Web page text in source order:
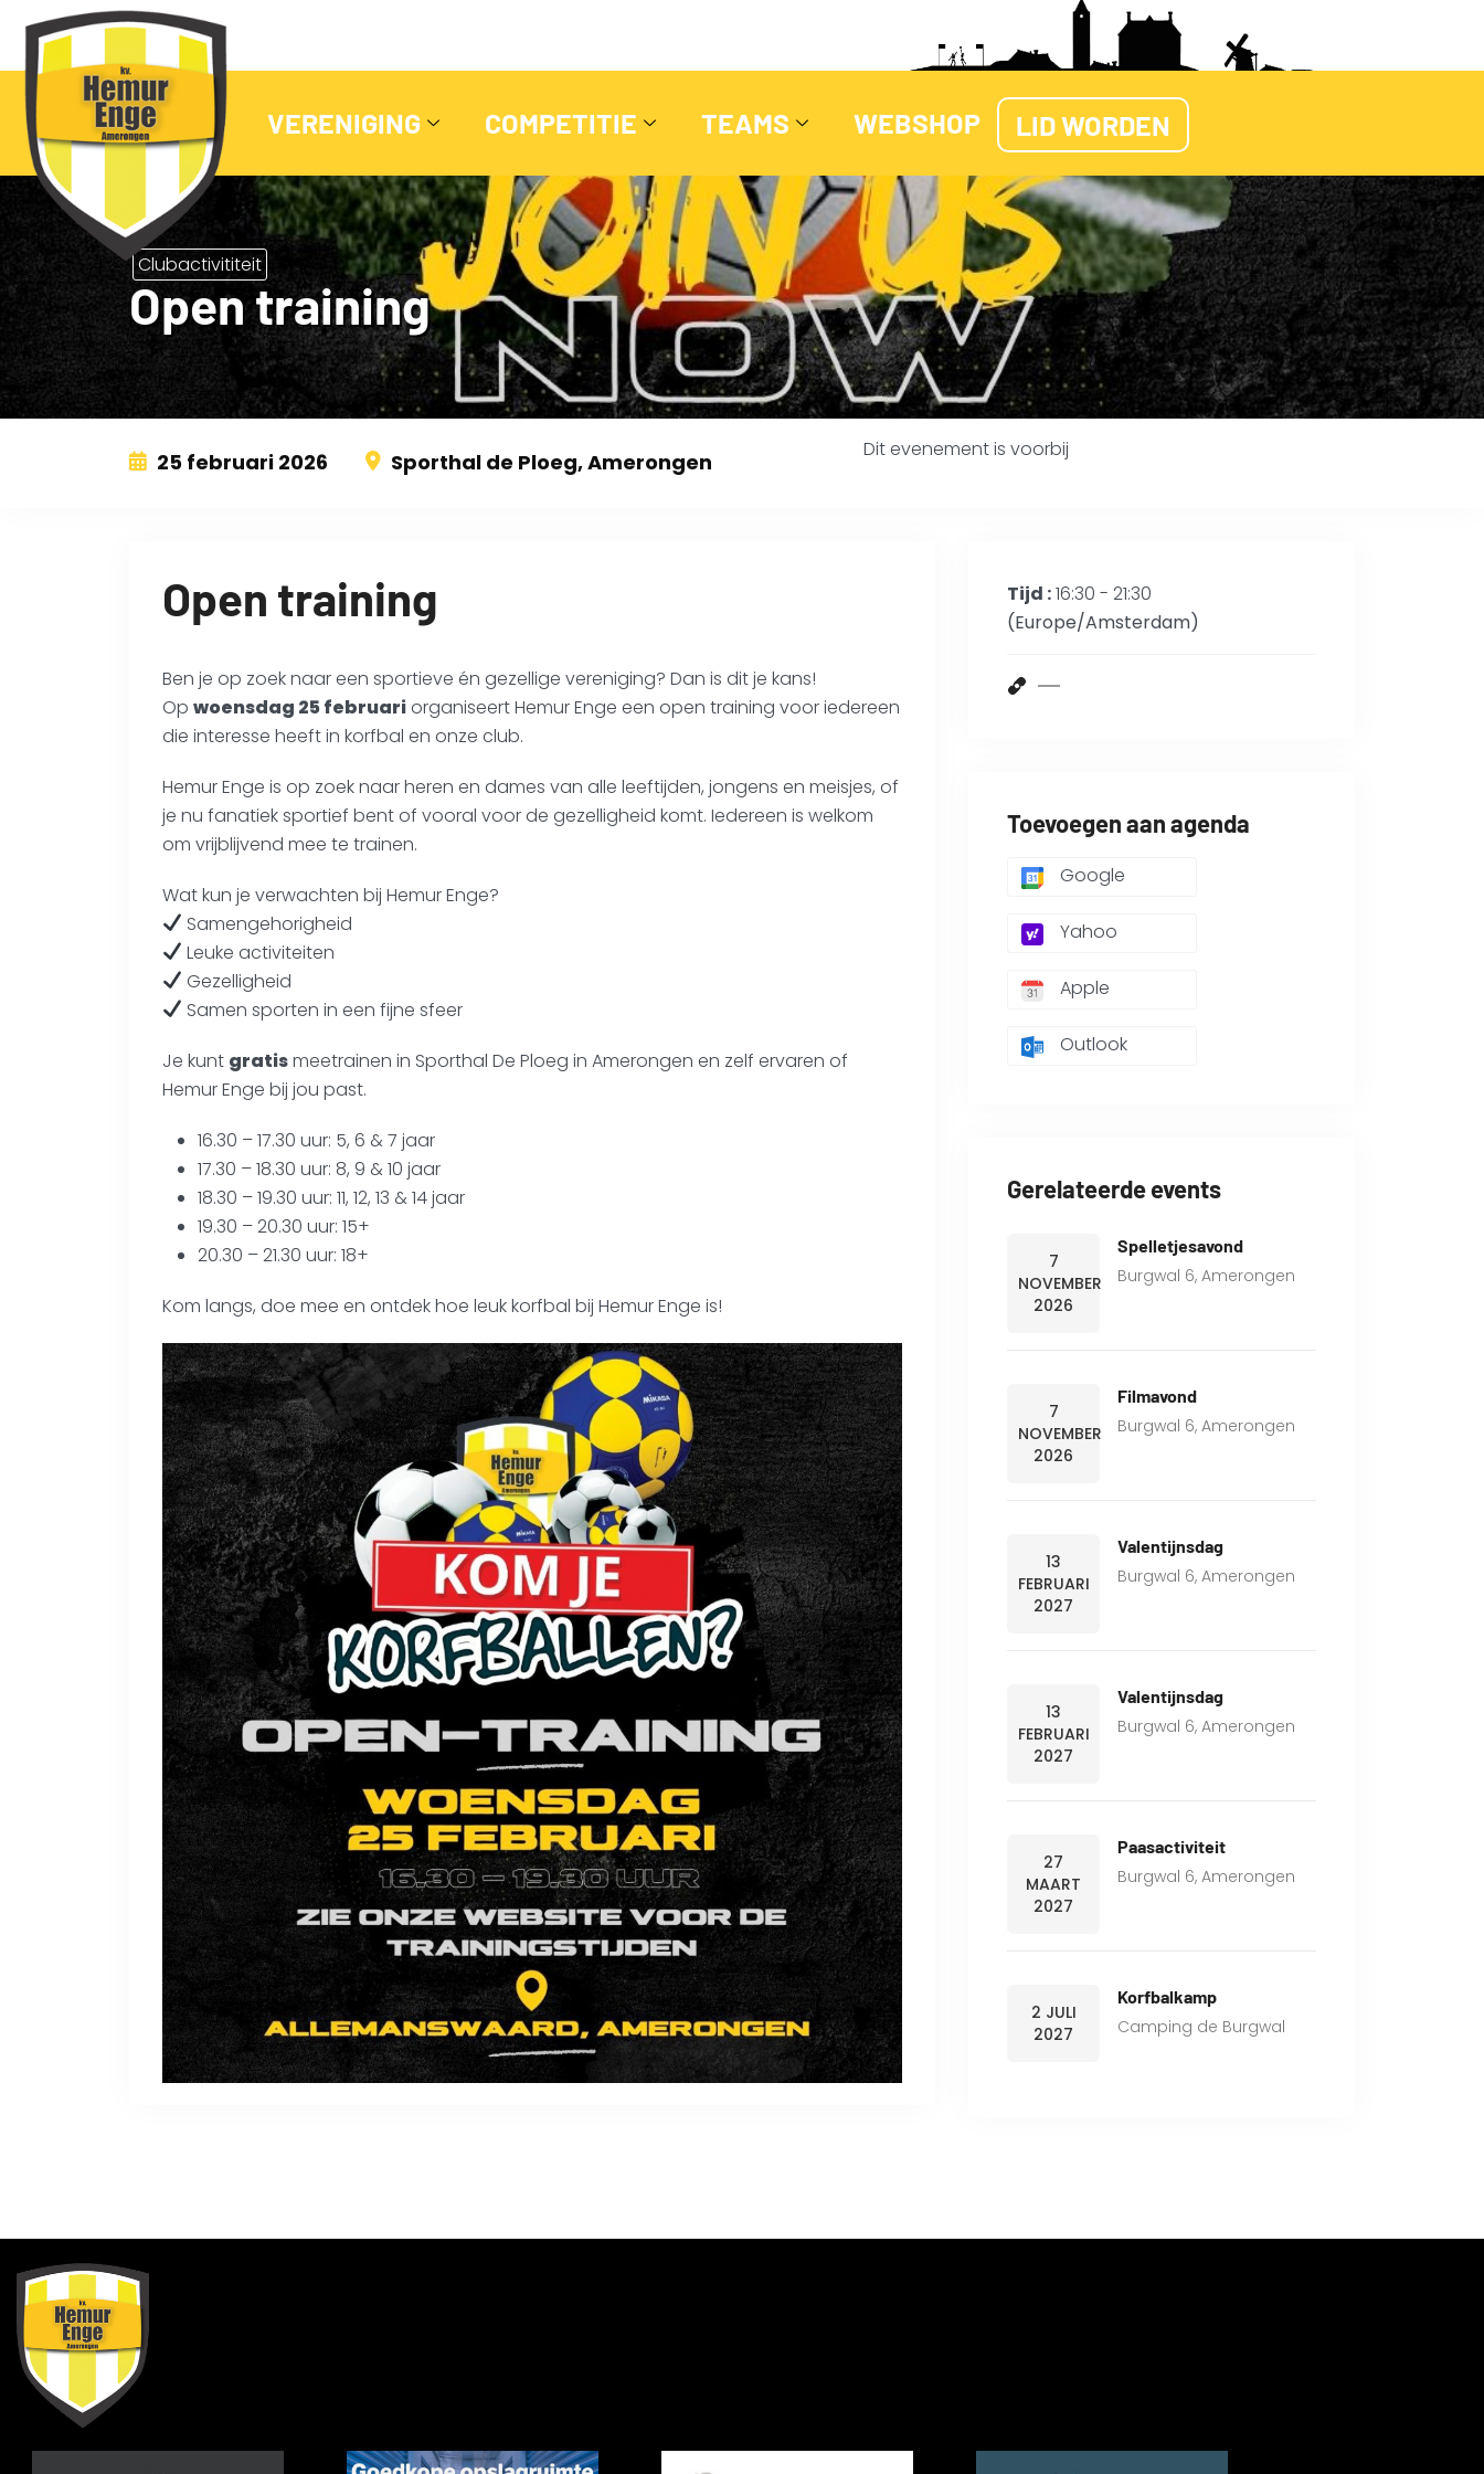
VERENIGING COMPETITIE TEAMS WEBSHOP LID WORDEN
Clubactivititeit
Open training
25 februari 2026 Sporthal de Ploeg, Amerongen Dit evenement is voorbij
Open training
Ben je op zoek naar een sportieve én gezellige vereniging? Dan is dit je kans!
Op woensdag 25 februariorganiseert Hemur Enge een open training voor iedereen
die interesse heeft in korfbal en onze club.
Hemur Enge is op zoek naar heren en dames van alle leeftijden, jongens en meisjes, of
je nu fanatiek sportief bent of vooral voor de gezelligheid komt. Iedereen is welkom
om vrijblijvend mee te trainen.
Wat kun je verwachten bij Hemur Enge?
Samengehorigheid
Leuke activiteiten
Gezelligheid
Samen sporten in een fijne sfeer
Je kunt gratismeetrainen in Sporthal De Ploeg in Amerongen en zelf ervaren of
Hemur Enge bij jou past.
16.30 – 17.30 uur: 5, 6 & 7 jaar
17.30 – 18.30 uur: 8, 9 & 10 jaar
18.30 – 19.30 uur: 11, 12, 13 & 14 jaar
19.30 – 20.30 uur: 15+
20.30 – 21.30 uur: 18+
Kom langs, doe mee en ontdek hoe leuk korfbal bij Hemur Enge is!
Tijd :16:30 - 21:30
(Europe/Amsterdam)
Toevoegen aan agenda
Google
Yahoo
Apple
Outlook
Gerelateerde events
7
NOVEMBER
2026
Spelletjesavond
Burgwal 6, Amerongen
7
NOVEMBER
2026
Filmavond
Burgwal 6, Amerongen
13
FEBRUARI
2027
Valentijnsdag
Burgwal 6, Amerongen
13
FEBRUARI
2027
Valentijnsdag
Burgwal 6, Amerongen
27
MAART
2027
Paasactiviteit
Burgwal 6, Amerongen
2 JULI
2027
Korfbalkamp
Camping de Burgwal